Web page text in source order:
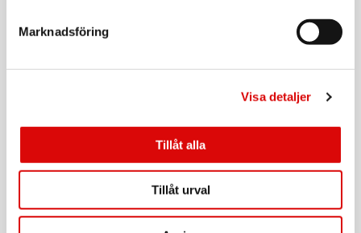
Marknadsföring
Visa detaljer
Tillåt alla
Tillåt urval
Rek: 179,00 kr
CAVALET
Nackkudde Komfort